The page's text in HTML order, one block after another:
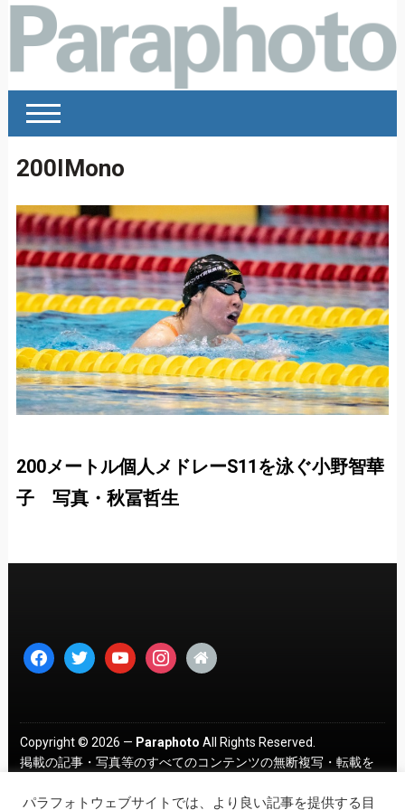
200IMono
200メートル個人メドレーS11を泳ぐ小野智華
子 写真・秋冨哲生
facebooktwitter youtubeinstagram
home
Copyright © 2026 — Paraphoto All Rights Reserved.
掲載の記事・写真等のすべてのコンテンツの無断複写・転載を
パラフォトウェブサイトでは、より良い記事を提供する目